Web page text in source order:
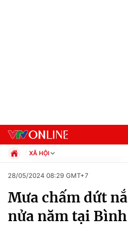
Chuyên mục
Chính trị
XÃ HỘI
Xã hội
Pháp luật
Thể thao
28/05/2024 08:29 GMT+7
Mưa chấm dứt
nửa năm tại